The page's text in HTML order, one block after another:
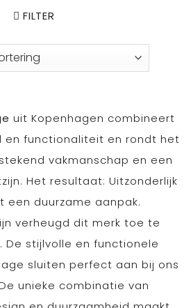
FILTER
uit Kopenhagen combineert
en functionaliteit en rondt het
vakmanschap en een
Het resultaat: Uitzonderlijk
een duurzame aanpak.
verheugd dit merk toe te
De stijlvolle en functionele
sluiten perfect aan bij ons
unieke combinatie van